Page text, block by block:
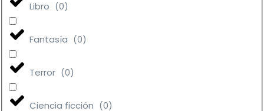
Libro (0)
Fantasía (0)
Terror (0)
Ciencia ficción (0)